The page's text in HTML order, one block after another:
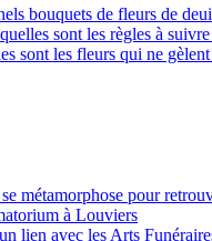
bouquets de fleurs de
sont les règles à
sont les fleurs qui ne gèlent
métamorphose pour
à Louviers
lien avec les Arts